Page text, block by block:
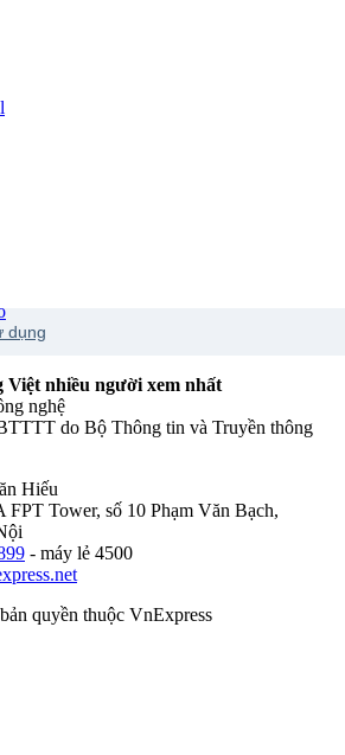
dụng
Việt nhiều người xem nhất
nghệ
do Bộ Thông tin và Truyền thông
Hiếu
Tower, số 10 Phạm Văn Bạch,
- máy lẻ 4500
quyền thuộc VnExpress